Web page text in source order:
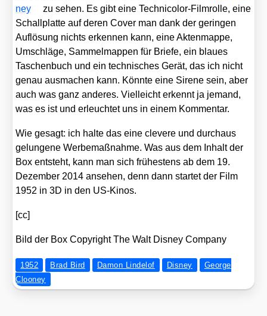
ney
zu sehen. Es gibt eine Tech­ni­co­lor-Film­rol­le, eine
Schall­plat­te auf deren Cover man dank der gerin­gen
Auf­lö­sung nichts erken­nen kann, eine Akten­map­pe,
Umschlä­ge, Sam­mel­map­pen für Brie­fe, ein blau­es
Taschen­buch und ein tech­ni­sches Gerät, das ich nicht
genau aus­ma­chen kann. Könn­te eine Sire­ne sein, aber
auch was ganz ande­res. Viel­leicht erkennt ja jemand,
was es ist und erleuch­tet uns in einem Kom­men­tar.
Wie gesagt: ich hal­te das eine cle­ve­re und durch­aus
gelun­ge­ne Wer­be­maß­nah­me. Was aus dem Inhalt der
Box ent­steht, kann man sich frü­hes­tens ab dem 19.
Dezem­ber 2014 anse­hen, denn dann star­tet der Film
1952 in 3D in den US-Kinos.
[cc]
Bild der Box Copy­right The Walt Dis­ney Com­pa­ny
1952 Brad Bird Damon Lindelof Disney
George
Clooney